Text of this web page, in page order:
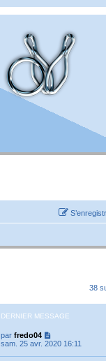
38
DERNIER MESSAGE
par fredo04
sam. 25 avr. 2020 16:11